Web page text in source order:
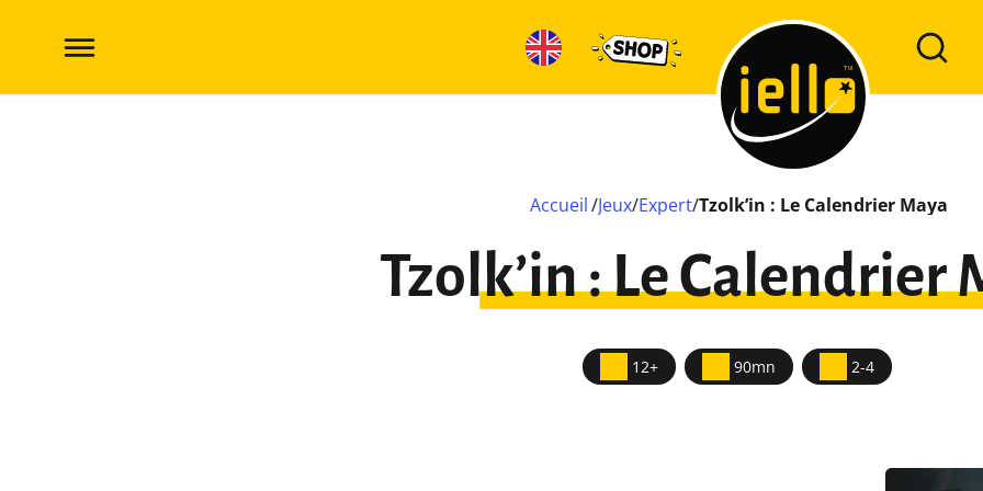
Accueil /Jeux/Expert/Tzolk’in : Le Calendrier Maya
Tzolk’in : Le Calendrier
12+ 90mn 2-4